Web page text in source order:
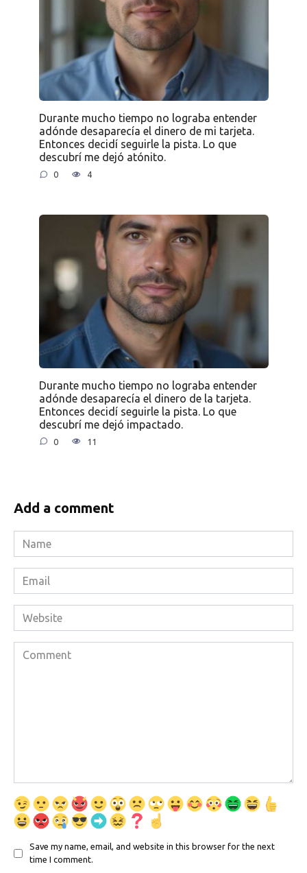
Durante mucho tiempo no lograba entender
adónde desaparecía el dinero de mi tarjeta.
Entonces decidí seguirle la pista. Lo que
descubrí me dejó atónito.
0 4
Durante mucho tiempo no lograba entender
adónde desaparecía el dinero de la tarjeta.
Entonces decidí seguirle la pista. Lo que
descubrí me dejó impactado.
0 11
Add a comment
Name
*
Email
*
Website
Comment
Save my name, email, and website in this browser for the next
time I comment.